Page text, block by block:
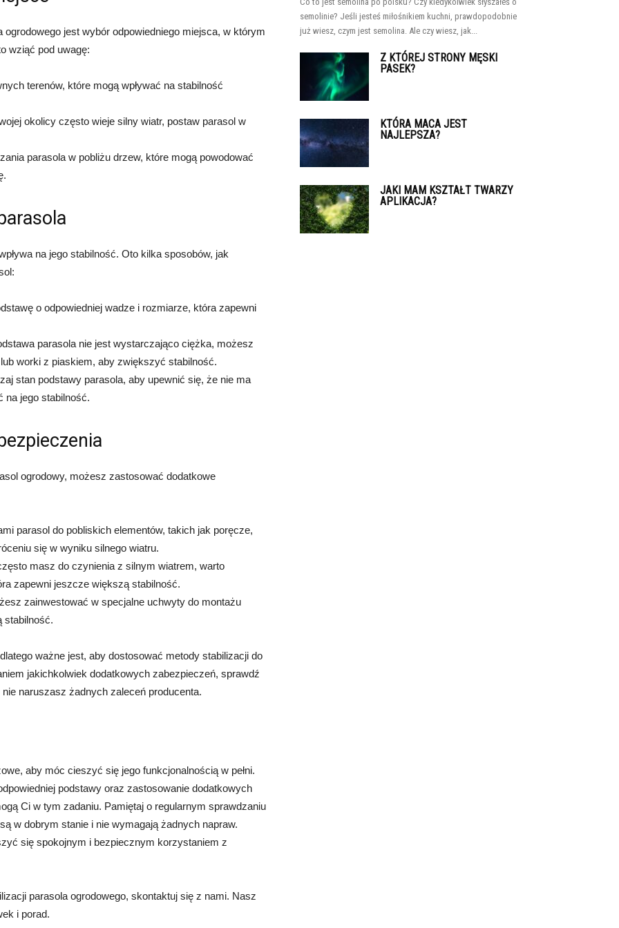
jest wybór odpowiedniego miejsca, w którym
wziąć pod uwagę:
terenów, które mogą wpływać na stabilność
okolicy często wieje silny wiatr, postaw parasol w
parasola w pobliżu drzew, które mogą powodować
na jego stabilność. Oto kilka sposobów, jak
o odpowiedniej wadze i rozmiarze, która zapewni
parasola nie jest wystarczająco ciężka, możesz
worki z piaskiem, aby zwiększyć stabilność.
stan podstawy parasola, aby upewnić się, że nie ma
na jego stabilność.
ogrodowy, możesz zastosować dodatkowe
parasol do pobliskich elementów, takich jak poręcze,
się w wyniku silnego wiatru.
masz do czynienia z silnym wiatrem, warto
zapewni jeszcze większą stabilność.
zainwestować w specjalne uchwyty do montażu
stabilność.
ważne jest, aby dostosować metody stabilizacji do
jakichkolwiek dodatkowych zabezpieczeń, sprawdź
naruszasz żadnych zaleceń producenta.
aby móc cieszyć się jego funkcjonalnością w pełni.
podstawy oraz zastosowanie dodatkowych
Ci w tym zadaniu. Pamiętaj o regularnym sprawdzaniu
w dobrym stanie i nie wymagają żadnych napraw.
się spokojnym i bezpiecznym korzystaniem z
parasola ogrodowego, skontaktuj się z nami. Nasz
i porad.
semolinie? Jeśli jesteś miłośnikiem kuchni, prawdopodobnie
już wiesz, czym jest semolina. Ale czy wiesz, jak...
Z KTÓREJ STRONY MĘSKI
PASEK?
KTÓRA MACA JEST
NAJLEPSZA?
JAKI MAM KSZTAŁT TWARZY
APLIKACJA?